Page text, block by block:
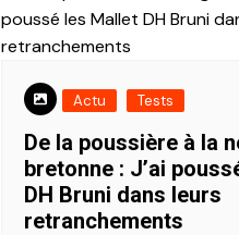
Actu Tests
De la poussière à la
bretonne : J’ai
DH Bruni dans leurs
retranchements